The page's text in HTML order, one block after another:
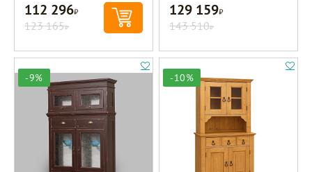
112 296Р
123 165Р
129 159Р
143 510Р
-9% -10%